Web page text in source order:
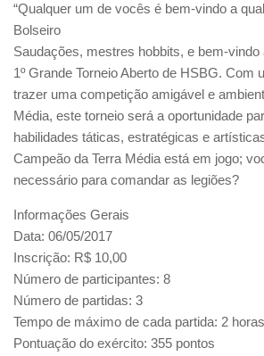
“Qualquer um de vocês é bem-vindo a
Bolseiro
Saudações, mestres hobbits, e bem-vindo
1º Grande Torneio Aberto de HSBG. Com
trazer uma competição amigável e
Média, este torneio será a oportunidade
habilidades táticas, estratégicas e
Campeão da Terra Média está em jogo;
necessário para comandar as legiões?
Informações Gerais
Data: 06/05/2017
Inscrição: R$ 10,00
Número de participantes: 8
Número de partidas: 3
Tempo de máximo de cada partida: 2 horas
Pontuação do exército: 355 pontos